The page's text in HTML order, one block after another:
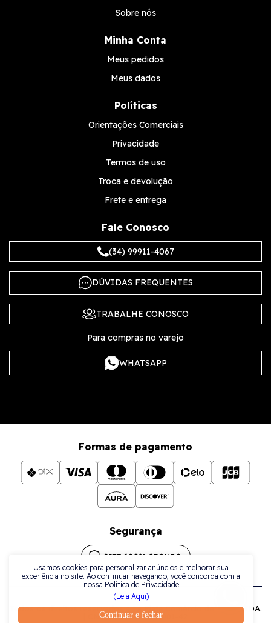
Continuar e fechar
Usamos cookies para personalizar anúncios e melhorar sua
experiência no site. Ao continuar navegando, você concorda com a
nossa Política de Privacidade
(Leia Aqui)
Sobre nós
Minha Conta
Meus pedidos
Meus dados
Políticas
Orientações Comerciais
Privacidade
Termos de uso
Troca e devolução
Frete e entrega
Fale Conosco
(34) 99911-4067
DÚVIDAS FREQUENTES
TRABALHE CONOSCO
Para compras no varejo
WHATSAPP
Formas de pagamento
Segurança
Todos os direitos reservados a La Plata Comércio de Joias LTDA.
| CNPJ: 38.079.925/0001-42